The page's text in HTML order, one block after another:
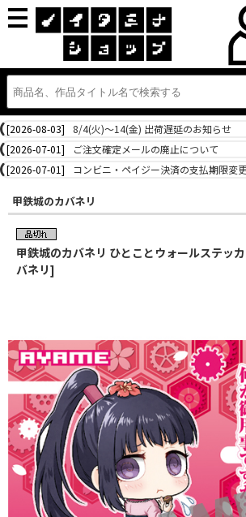
[2026-08-03]
8/4(火)～14(金) 出荷遅延のお知らせ
[2026-07-01]
ご注文確定メールの廃止について
[2026-07-01]
コンビニ・ペイジー決済の支払期限変
甲鉄城のカバネリ
甲鉄城のカバネリ ひとことウォールステッ
バネリ]